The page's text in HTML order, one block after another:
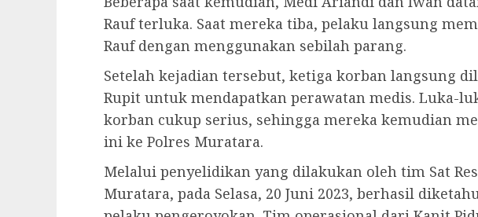
Rauf terluka. Saat mereka tiba, pelaku langsung
Rauf dengan menggunakan sebilah parang.
Setelah kejadian tersebut, ketiga korban langsung
Rupit untuk mendapatkan perawatan medis. Luka-
korban cukup serius, sehingga mereka kemudian
ini ke Polres Muratara.
Melalui penyelidikan yang dilakukan oleh tim Sat
Muratara, pada Selasa, 20 Juni 2023, berhasil